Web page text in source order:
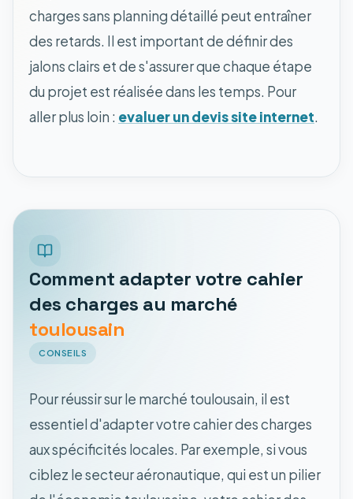
charges sans planning détaillé peut entraîner
des retards. Il est important de définir des
jalons clairs et de s'assurer que chaque étape
du projet est réalisée dans les temps. Pour
aller plus loin : evaluer un devis site internet.
Comment adapter votre cahier
des charges au marché
toulousain
CONSEILS
Pour réussir sur le marché toulousain, il est
essentiel d'adapter votre cahier des charges
aux spécificités locales. Par exemple, si vous
ciblez le secteur aéronautique, qui est un pilier